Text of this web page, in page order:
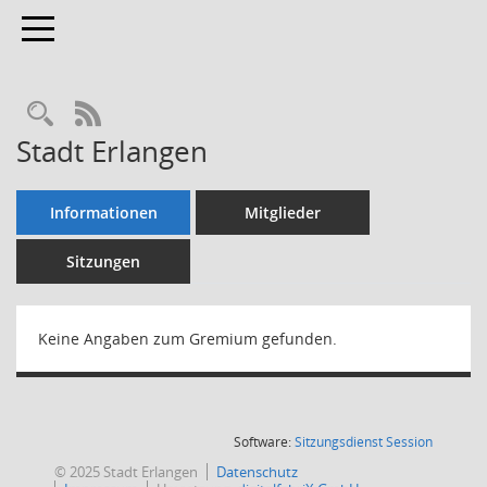
Toggle navigation
Rechercheauswahl
RSS-Feed
Stadt Erlangen
Informationen Mitglieder
Sitzungen
Keine Angaben zum Gremium gefunden.
Software:SitzungsdienstSession(Wird in
© 2025 Stadt Erlangen
Datenschutz